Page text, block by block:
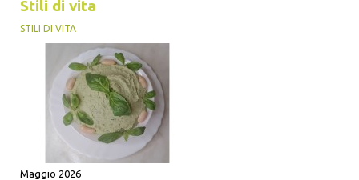
Stili di vita
STILI DI VITA
Maggio 2026